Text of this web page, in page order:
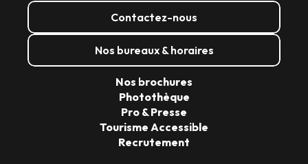
Contactez-nous
Nos bureaux & horaires
Nos brochures
Photothèque
Pro & Presse
Tourisme Accessible
Recrutement